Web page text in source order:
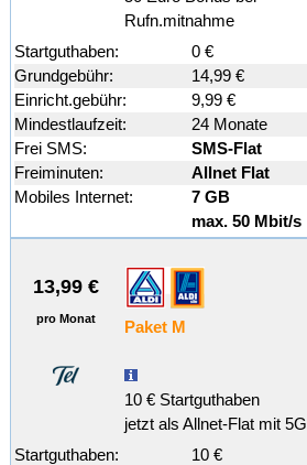
Rufn.mitnahme
Startguthaben:
0 €
Grundgebühr:
14,99 €
Einricht.gebühr:
9,99 €
Mindestlaufzeit:
24 Monate
Frei SMS:
SMS-Flat
Freiminuten:
Allnet Flat
Mobiles Internet:
7 GB
max. 50 Mbit/s
13,99 €
pro Monat Paket M
10 € Startguthaben
jetzt als Allnet-Flat mit 5G
Startguthaben:
10 €